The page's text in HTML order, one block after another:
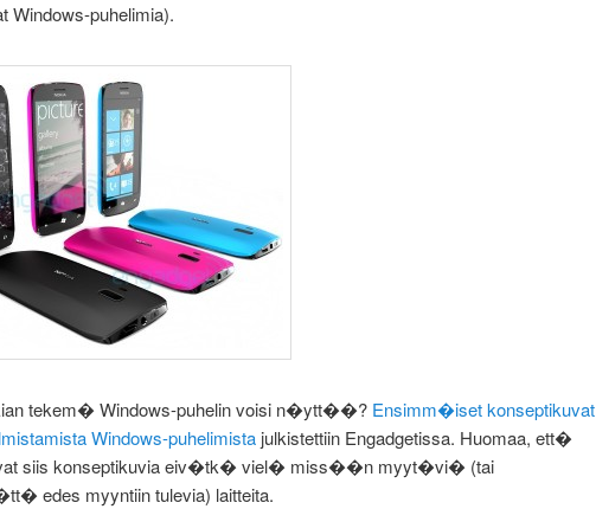
Windows-puhelimia).
tekem� Windows-puhelin voisi n�ytt��? Ensimm�iset konseptikuvat
Windows-puhelimistajulkistettiin Engadgetissa. Huomaa, ett�
siis konseptikuvia eiv�tk� viel� miss��n myyt�vi� (tai
edes myyntiin tulevia) laitteita.